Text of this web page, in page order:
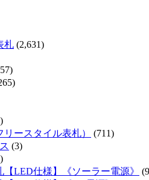
札 (2,631)
ースタイル表札）
(711)
(3)
【LED仕様】《ソーラー電源》